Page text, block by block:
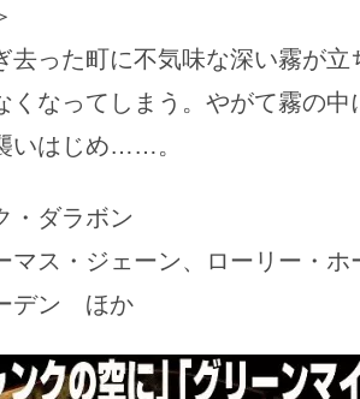
去った町に不気味な深い霧が立
くなってしまう。やがて霧の中
いはじめ……。
・ダラボン
マス・ジェーン、ローリー・ホ
デン ほか